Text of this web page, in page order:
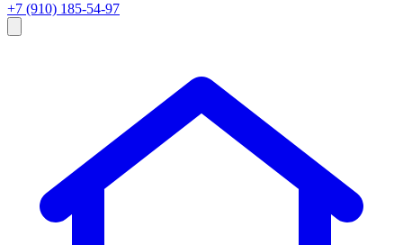
+7 (910) 185-54-97